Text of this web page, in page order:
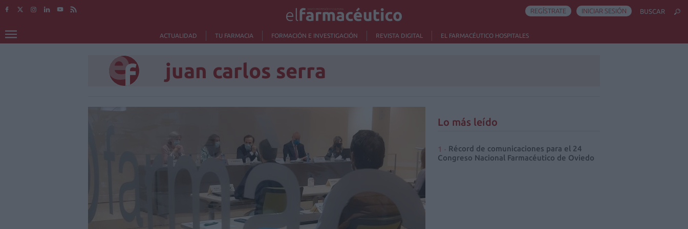
ACTUALIDAD TU FARMACIA FORMACIÓN E INVESTIGACIÓN REVISTA DIGITAL EL FARMACÉUTICO HOSPITALES
REGÍSTRATE INICIAR SESIÓN BUSCAR
juan carlos serra
Lo más leído
Récord de comunicaciones para el 24
Congreso Nacional Farmacéutico de Oviedo